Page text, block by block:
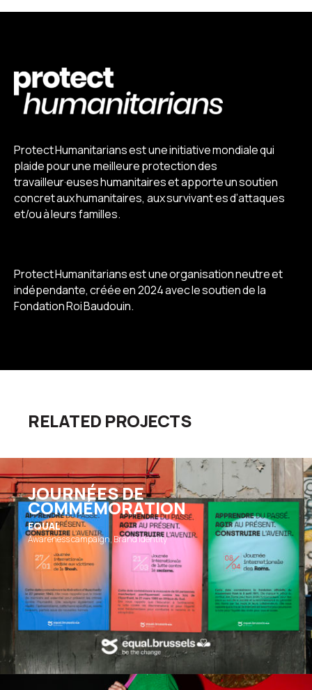
Protect Humanitarians est une initiative mondiale qui
plaide pour une meilleure protection des
travailleur·euses humanitaires et apporte un soutien
concret aux humanitaires, aux survivant·es d’attaques
et/ou à leurs familles.
Protect Humanitarians est une organisation neutre et
indépendante, créée en 2024 avec le soutien de la
Fondation Roi Baudouin.
RELATED PROJECTS
JOURNÉES DE
COMMÉMORATION
EQUAL
Awareness campaign, Brand identity